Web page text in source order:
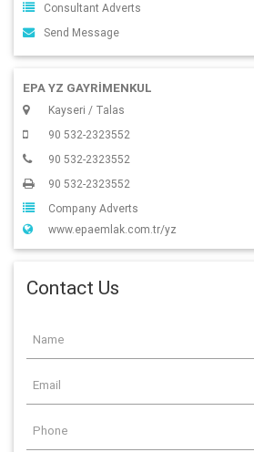
Consultant Adverts
Send Message
EPA YZ GAYRİMENKUL
Kayseri / Talas
90 532-2323552
90 532-2323552
90 532-2323552
Company Adverts
www.epaemlak.com.tr/yz
Contact Us